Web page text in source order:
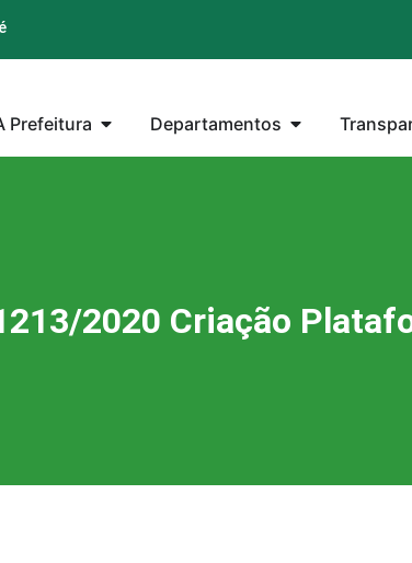
Prefeitura Departamentos
2020 Criação